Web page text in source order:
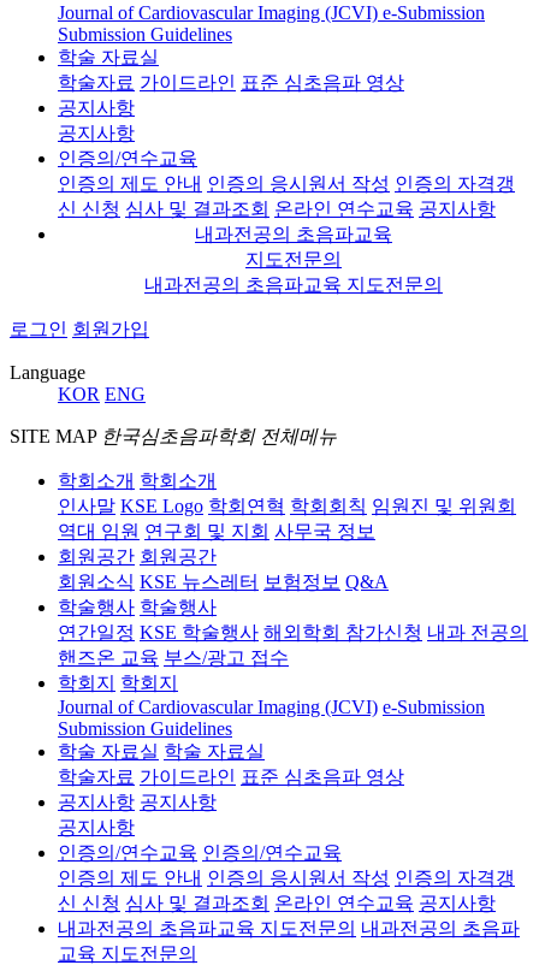
Journal of Cardiovascular Imaging (JCVI) e-Submission
Submission Guidelines
학술 자료실
학술자료 가이드라인 표준 심초음파 영상
공지사항
공지사항
인증의/연수교육
인증의 제도 안내 인증의 응시원서 작성 인증의 자격갱
신 신청 심사 및 결과조회 온라인 연수교육 공지사항
내과전공의 초음파교육
지도전문의
내과전공의 초음파교육 지도전문의
로그인 회원가입
Language
KOR ENG
SITE MAP 한국심초음파학회 전체메뉴
학회소개 학회소개
인사말 KSE Logo 학회연혁 학회회칙 임원진 및 위원회
역대 임원 연구회 및 지회 사무국 정보
회원공간 회원공간
회원소식 KSE 뉴스레터 보험정보 Q&A
학술행사 학술행사
연간일정 KSE 학술행사 해외학회 참가신청 내과 전공의
핸즈온 교육 부스/광고 접수
학회지
학회지
Journal of Cardiovascular Imaging (JCVI) e-Submission
Submission Guidelines
학술 자료실 학술 자료실
학술자료 가이드라인 표준 심초음파 영상
공지사항 공지사항
공지사항
인증의/연수교육 인증의/연수교육
인증의 제도 안내 인증의 응시원서 작성 인증의 자격갱
신 신청 심사 및 결과조회 온라인 연수교육 공지사항
내과전공의 초음파교육 지도전문의 내과전공의 초음파
교육 지도전문의